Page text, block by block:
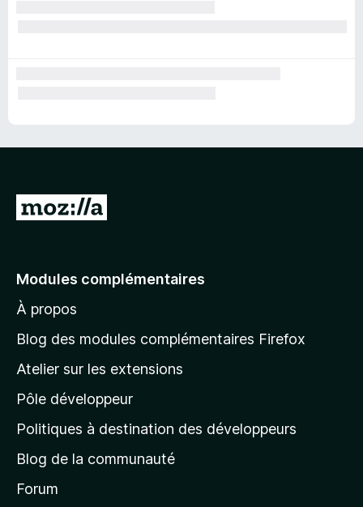
A
e
à
l
p
a
g
d
Modules complémentaires
À propos
Blog des modules complémentaires Firefox
Atelier sur les extensions
Pôle développeur
Politiques à destination des développeurs
Blog de la communauté
Forum